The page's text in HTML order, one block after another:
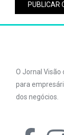
O Jornal Visão
para
dos negócios.